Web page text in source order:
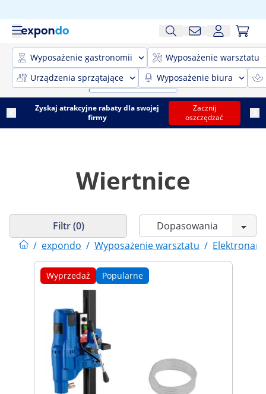
Wyposażenie gastronomii
Wyposażenie warsztatu
Urządzenia sprzątające
Wyposażenie biura
Zyskaj atrakcyjne rabaty dla swojej
firmy
Zacznij
oszczędzać
Wiertnice
/ expondo / Wyposażenie warsztatu /
Filtr (0)
Wyprzedaż Popularne